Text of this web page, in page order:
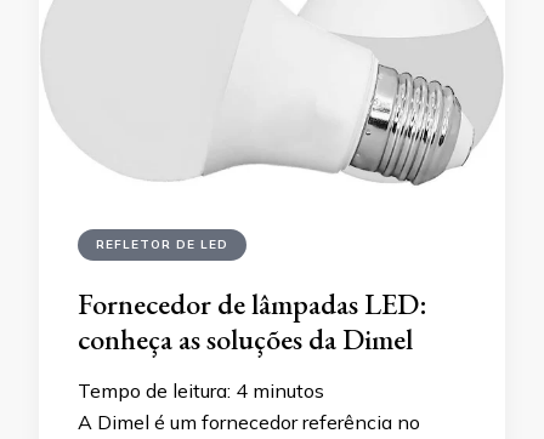
REFLETOR DE LED
Fornecedor de lâmpadas LED:
conheça as soluções da Dimel
Tempo de leitura: 4 minutos
A Dimel é um fornecedor referência no